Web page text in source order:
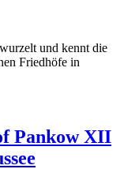
und kennt die
Friedhöfe in
Pankow XII